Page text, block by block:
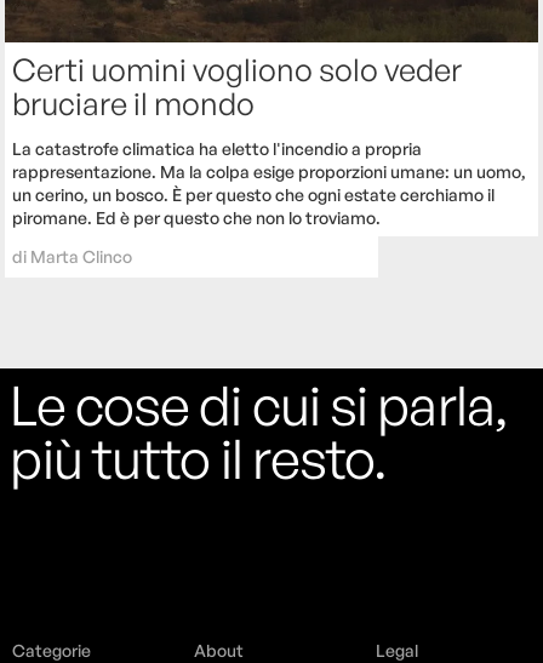
Certi uomini vogliono solo veder
bruciare il mondo
La catastrofe climatica ha eletto l'incendio a propria
rappresentazione. Ma la colpa esige proporzioni umane: un uomo,
un cerino, un bosco. È per questo che ogni estate cerchiamo il
piromane. Ed è per questo che non lo troviamo.
di Marta Clinco
Le cose di cui si parla,
più tutto il resto.
Categorie
About
Legal